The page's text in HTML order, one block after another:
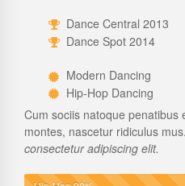
Dance Central 2013
Dance Spot 2014
Modern Dancing
Hip-Hop Dancing
Cum sociis natoque penatibus
montes, nascetur ridiculus mus.
consectetur adipiscing elit.